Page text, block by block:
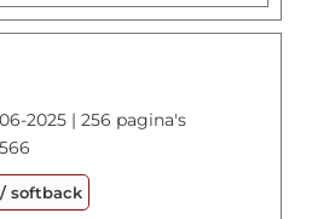
2025 | 256 pagina's
softback